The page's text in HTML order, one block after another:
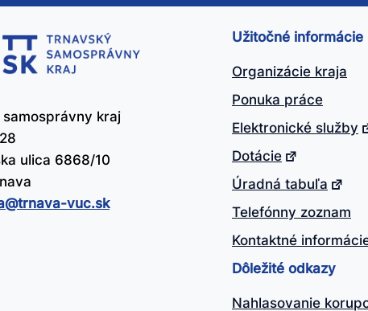
článok
užitočný?
kraj
ulica 6868/10
vuc.sk
Užitočné informácie
Organizácie kraja
Ponuka práce
Elektronické služby
Dotácie
Úradná tabuľa
Telefónny zoznam
Kontaktné
Dôležité odkazy
Nahlasovanie